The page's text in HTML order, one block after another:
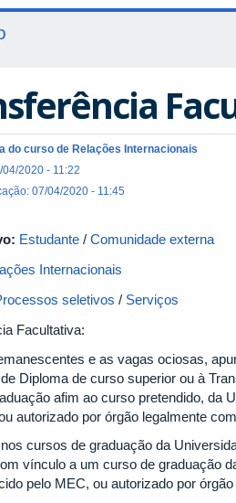
do curso de Relações Internacionais
2020 - 11:22
07/04/2020 - 11:45
Estudante / Comunidade externa
Internacionais
seletivos / Serviços
Facultativa:
e as vagas ociosas,
Diploma de curso superior ou à
afim ao curso pretendido, da
autorizado por órgão legalmente
cursos de graduação da
vínculo a um curso de graduação
pelo MEC, ou autorizado por